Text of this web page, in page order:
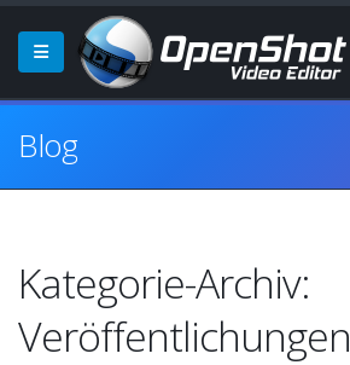
Blog
Kategorie-Archiv:
Veröffentlichungen